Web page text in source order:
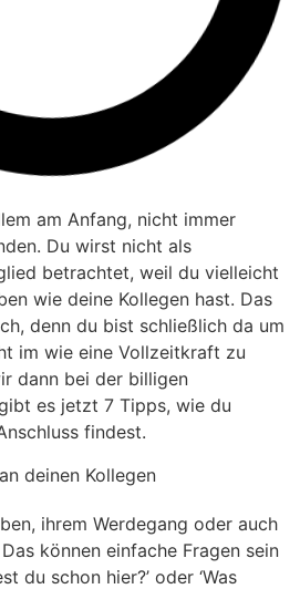
am Anfang, nicht immer
Du wirst nicht als
betrachtet, weil du vielleicht
wie deine Kollegen hast. Das
denn du bist schließlich da um
im wie eine Vollzeitkraft zu
dann bei der billigen
es jetzt 7 Tipps, wie du
findest.
deinen Kollegen
ihrem Werdegang oder auch
können einfache Fragen sein
du schon hier?’ oder ‘Was